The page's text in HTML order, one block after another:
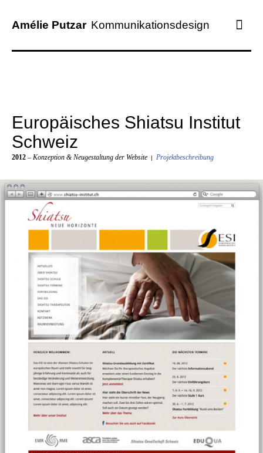
Amélie Putzar Kommunikationsdesign
PROFIL
KONTAKT
Europäisches Shiatsu Institut
Schweiz
2012 – Konzeption & Neugestaltung der Website Projektbeschreibung